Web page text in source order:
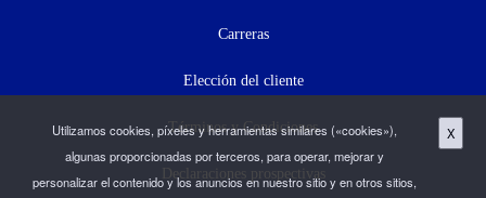
Utilizamos cookies, píxeles y herramientas similares («cookies»),
algunas proporcionadas por terceros, para operar, mejorar y
personalizar el contenido y los anuncios en nuestro sitio y en otros sitios,
X
Carreras
Elección del cliente
Términos y Condiciones
Declaraciones prospectivas